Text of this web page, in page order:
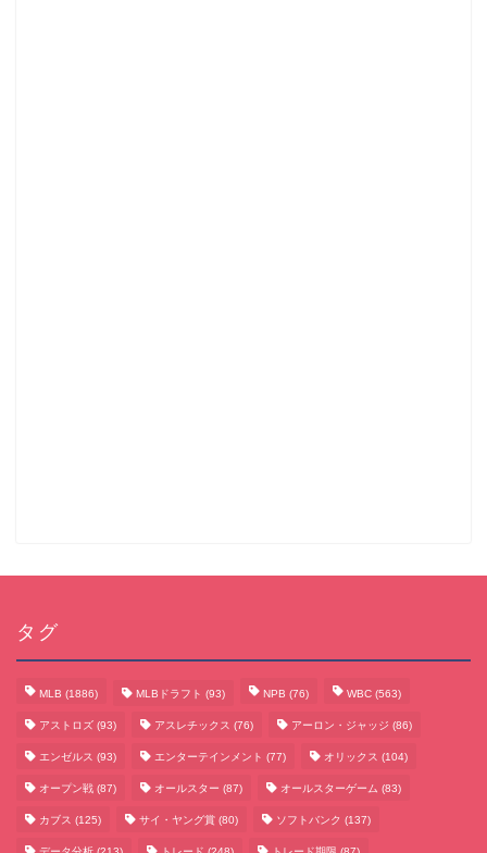
タグ
MLB (1886) MLBドラフト (93) NPB (76) WBC (563)
アストロズ (93) アスレチックス (76) アーロン・ジャッジ (86)
エンゼルス (93) エンターテインメント (77) オリックス (104)
オープン戦 (87) オールスター (87) オールスターゲーム (83)
カブス (125) サイ・ヤング賞 (80) ソフトバンク (137)